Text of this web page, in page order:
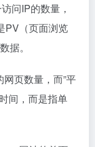
问IP的数量，
PV（页面浏览
据。
网页数量，而”平
间，而是指单